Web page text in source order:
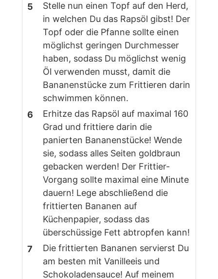
Stelle nun einen Topf auf den Herd,
in welchen Du das Rapsöl gibst! Der
Topf oder die Pfanne sollte einen
möglichst geringen Durchmesser
haben, sodass Du möglichst wenig
Öl verwenden musst, damit die
Bananenstücke zum Frittieren darin
schwimmen können.
Erhitze das Rapsöl auf maximal 160
Grad und frittiere darin die
panierten Bananenstücke! Wende
sie, sodass alles Seiten goldbraun
gebacken werden! Der Frittier-
Vorgang sollte maximal eine Minute
dauern! Lege abschließend die
frittierten Bananen auf
Küchenpapier, sodass das
überschüssige Fett abtropfen kann!
Die frittierten Bananen servierst Du
am besten mit Vanilleeis und
Schokoladensauce! Auf meinem